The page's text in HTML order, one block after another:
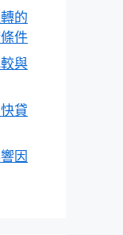
的
件
與
貸
因